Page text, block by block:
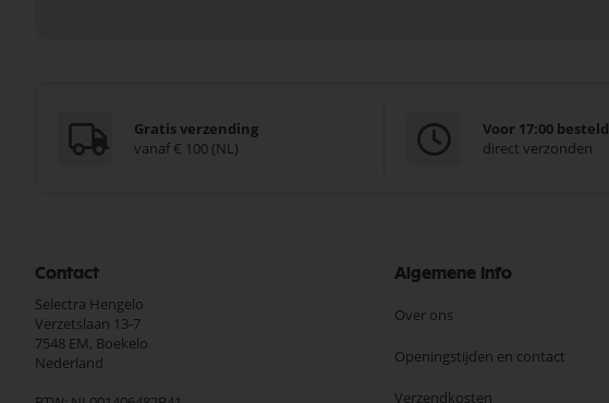
Gratis verzending
vanaf € 100 (NL)
Voor 17:00 besteld
direct verzonden
Contact
Selectra Hengelo
Verzetslaan 13-7
7548 EM, Boekelo
Nederland
Algemene Info
Over ons
Openingstijden en contact
Verzendkosten